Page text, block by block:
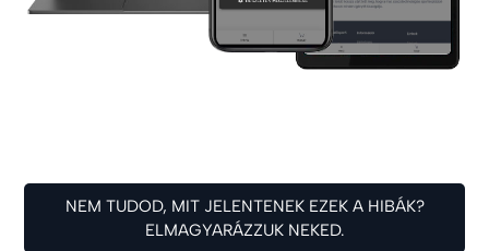
NEM TUDOD, MIT JELENTENEK EZEK A HIBÁK?
ELMAGYARÁZZUK NEKED.